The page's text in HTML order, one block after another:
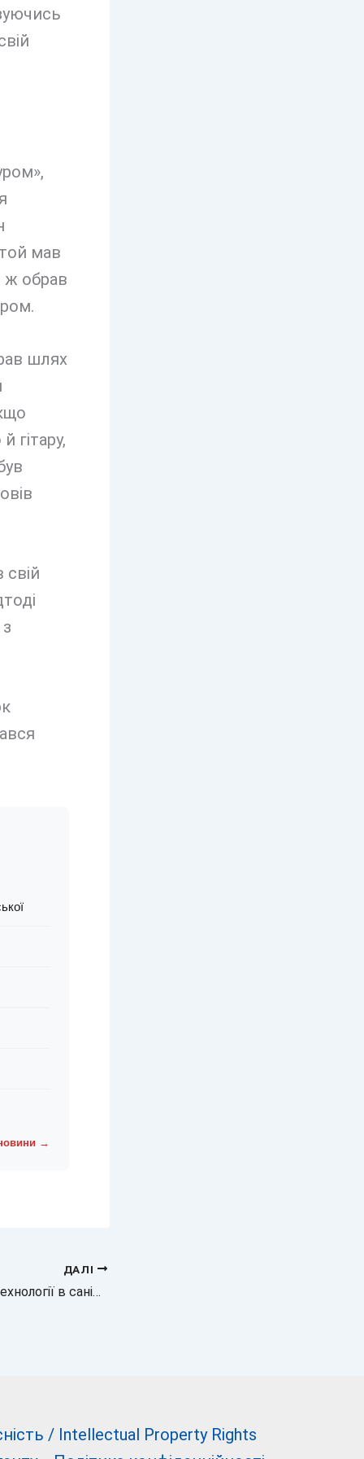
мав
ж обрав
шлях
гітару,
→
ДАЛІ
Новина про нові технології в санітарії: біде як альтернатива туалетному паперу
/ Intellectual Property Rights